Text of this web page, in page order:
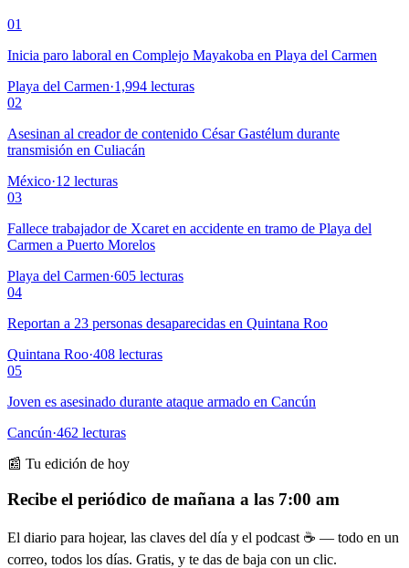
01
Inicia paro laboral en Complejo Mayakoba en Playa del Carmen
Playa del Carmen·1,994 lecturas
02
Asesinan al creador de contenido César Gastélum durante
transmisión en Culiacán
México·12 lecturas
03
Fallece trabajador de Xcaret en accidente en tramo de Playa del
Carmen a Puerto Morelos
Playa del Carmen·605 lecturas
04
Reportan a 23 personas desaparecidas en Quintana Roo
Quintana Roo·408 lecturas
05
Joven es asesinado durante ataque armado en Cancún
Cancún·462 lecturas
📰 Tu edición de hoy
Recibe el periódico de mañana a las 7:00 am
El diario para hojear, las claves del día y el podcast ☕ — todo en un
correo, todos los días. Gratis, y te das de baja con un clic.